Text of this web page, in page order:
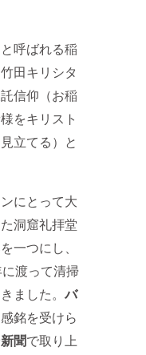
と呼ばれる稲
田キリシタ
信仰（お稲
をキリスト
立てる）と
にとって大
洞窟礼拝堂
一つにし、
渡って清掃
ました。 バ
銘を受けら
聞で取り上